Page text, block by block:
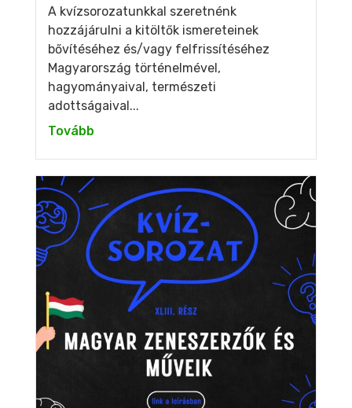
A kvízsorozatunkkal szeretnénk
hozzájárulni a kitöltők ismereteinek
bővítéséhez és/vagy felfrissítéséhez
Magyarország történelmével,
hagyományaival, természeti
adottságaival...
Tovább